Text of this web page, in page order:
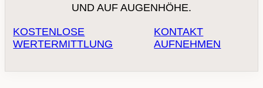
UND AUF AUGENHÖHE.
KOSTENLOSE
WERTERMITTLUNG
KONTAKT
AUFNEHMEN